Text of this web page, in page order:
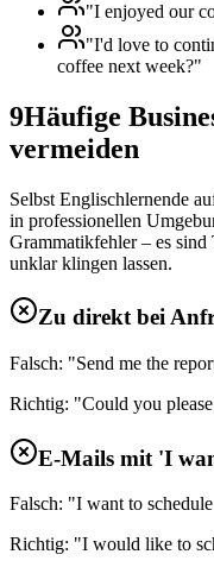
"I enjoyed our
"I'd love to
coffee next week?"
9Häufige
vermeiden
Selbst Englischlernende
in professionellen
Grammatikfehler – es
unklar klingen lassen.
Zu direkt bei
Falsch: "Send me the
Richtig: "Could you
E-Mails mit 'I
Falsch: "I want to
Richtig: "I would like to